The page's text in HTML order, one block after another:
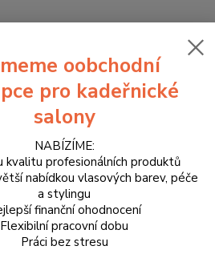
Hledat
360 Be Curl Spray 250 ml
250 ml
oobchodní
pro kadeřnické
salony
NABÍZÍME:
kvalitu profesionálních produktů
nabídkou vlasových barev, péče
a stylingu
finanční ohodnocení
Flexibilní pracovní dobu
Práci bez stresu